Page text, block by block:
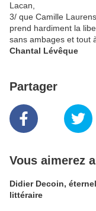
Lacan,
3/ que Camille
prend hardiment la
sans ambages et tout
Chantal Lévêque
Partager
Vous aimerez
Didier Decoin,
littéraire